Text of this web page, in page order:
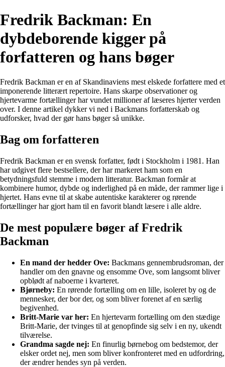
Fredrik Backman: En
dybdeborende kigger på
forfatteren og hans bøger
Fredrik Backman er en af Skandinaviens mest elskede forfattere med et
imponerende litterært repertoire. Hans skarpe observationer og
hjertevarme fortællinger har vundet millioner af læseres hjerter verden
over. I denne artikel dykker vi ned i Backmans forfatterskab og
udforsker, hvad der gør hans bøger så unikke.
Bag om forfatteren
Fredrik Backman er en svensk forfatter, født i Stockholm i 1981. Han
har udgivet flere bestsellere, der har markeret ham som en
betydningsfuld stemme i modern litteratur. Backman formår at
kombinere humor, dybde og inderlighed på en måde, der rammer lige i
hjertet. Hans evne til at skabe autentiske karakterer og rørende
fortællinger har gjort ham til en favorit blandt læsere i alle aldre.
De mest populære bøger af Fredrik
Backman
En mand der hedder Ove: Backmans gennembrudsroman, der
handler om den gnavne og ensomme Ove, som langsomt bliver
opblødt af naboerne i kvarteret.
Bjørneby: En rørende fortælling om en lille, isoleret by og de
mennesker, der bor der, og som bliver forenet af en særlig
begivenhed.
Britt-Marie var her: En hjertevarm fortælling om den stædige
Britt-Marie, der tvinges til at genopfinde sig selv i en ny, ukendt
tilværelse.
Grandma sagde nej: En finurlig børnebog om bedstemor, der
elsker ordet nej, men som bliver konfronteret med en udfordring,
der ændrer hendes syn på verden.